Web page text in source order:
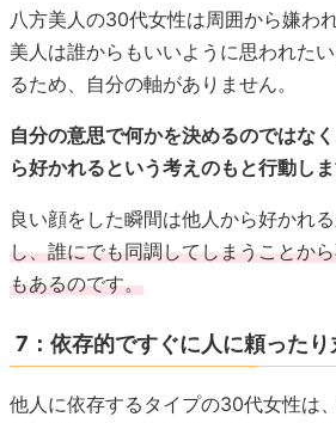
八方美人の30代女性は周囲から嫌わ
美人は誰からもいいように思われた
るため、自分の軸がありません。
自分の意思で何かを決めるのではな
ら好かれるという考えのもと行動しま
良い顔をした瞬間は他人から好かれる
し、誰にでも同調してしまうことか
もあるのです。
7：依存的ですぐに人に頼ったり
他人に依存するタイプの30代女性は